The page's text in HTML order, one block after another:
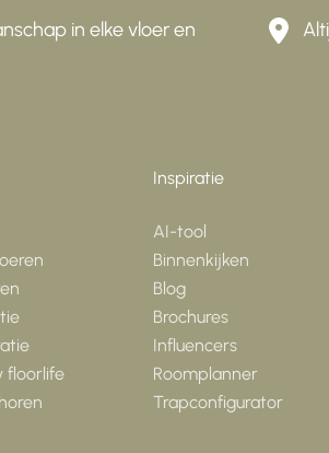
in elke vloer en
floorlife
Inspiratie
AI-tool
Binnenkijken
Blog
Brochures
Influencers
Roomplanner
Trapconfigurator